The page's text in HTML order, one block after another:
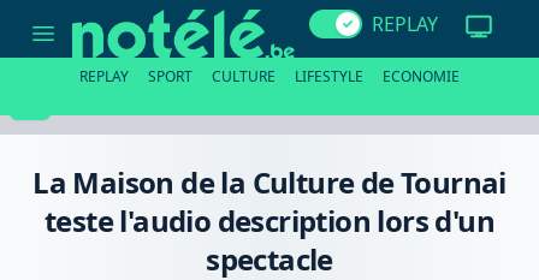
Maison
Tournai
description
REPLAY
REPLAY SPORT CULTURE LIFESTYLE ECONOMIE
La Maison de la Culture de Tournai
teste l'audio description lors d'un
spectacle